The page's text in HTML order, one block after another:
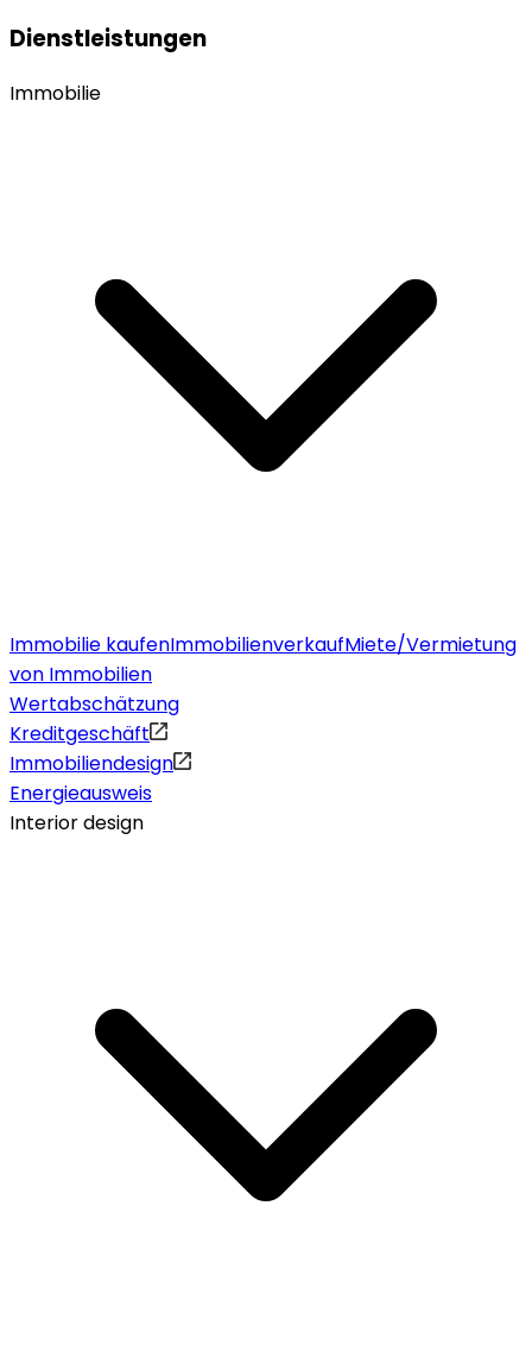
Dienstleistungen
Immobilie
Immobilie kaufenImmobilienverkaufMiete/Vermietung
von Immobilien
Wertabschätzung
Kreditgeschäft
Immobiliendesign
Energieausweis
Interior design